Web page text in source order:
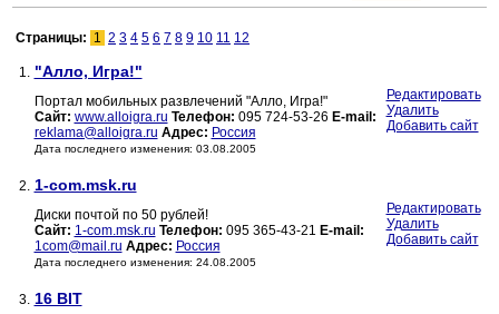
Страницы: 1 2 3 4 5 6 7 8 9 10 11 12
1. "Алло, Игра!"
Портал мобильных развлечений "Алло, Игра!"
Сайт: www.alloigra.ru Телефон: 095 724-53-26 E-mail:
reklama@alloigra.ru Адрес: Россия
Дата последнего изменения: 03.08.2005
Редактировать
Удалить
Добавить сайт
2. 1-com.msk.ru
Диски почтой по 50 рублей!
Сайт: 1-com.msk.ru Телефон: 095 365-43-21 E-mail:
1com@mail.ru Адрес: Россия
Дата последнего изменения: 24.08.2005
Редактировать
Удалить
Добавить сайт
3. 16 BIT